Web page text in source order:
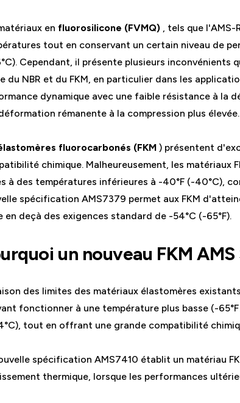
en fluorosilicone (FVMQ)
, tels que
tout en conservant un certain niveau de
Cependant, il présente plusieurs
du NBR et du FKM, en particulier dans les
dynamique avec une faible résistance à la
rémanente à la compression plus élevée.
fluorocarbonés (FKM ) présentent
chimique. Malheureusement, les
à des températures inférieures à -40°F (-40°C),
spécification AMS7379 permet aux FKM
en deçà des exigences standard de -54°C (-65°F).
un nouveau FKM AMS
des limites des matériaux élastomères
fonctionner à une température plus basse (-
tout en offrant une grande compatibilité
spécification AMS7410 établit un matériau
thermique, lorsque les performances